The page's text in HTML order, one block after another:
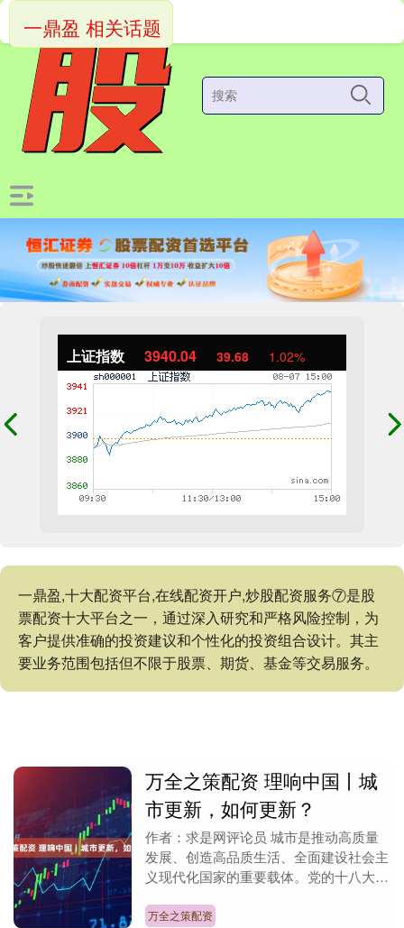
上证指数 3940.04 39.68 1.02%
一鼎盈,十大配资平台,在线配资开户,炒股配资服务⑦是股
票配资十大平台之一，通过深入研究和严格风险控制，为
客户提供准确的投资建议和个性化的投资组合设计。其主
要业务范围包括但不限于股票、期货、基金等交易服务。
一鼎盈 相关话题
万全之策配资 理响中国丨城
市更新，如何更新？
作者：求是网评论员 城市是推动高质量
发展、创造高品质生活、全面建设社会主
义现代化国家的重要载体。党的十八大以
领导下，我国城市....
万全之策配资